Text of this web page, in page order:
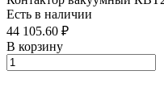
Есть в наличии
44 105.60 ₽
В корзину